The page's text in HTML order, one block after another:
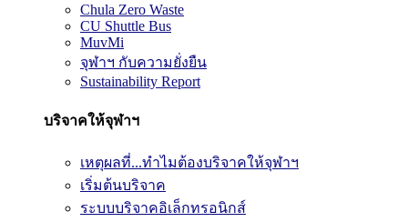
Chula Zero Waste
CU Shuttle Bus
MuvMi
จุฬาฯ กับความยั่งยืน
Sustainability Report
บริจาคให้จุฬาฯ
เหตุผลที่...ทำไมต้องบริจาคให้จุฬาฯ
เริ่มต้นบริจาค
ระบบบริจาคอิเล็กทรอนิกส์